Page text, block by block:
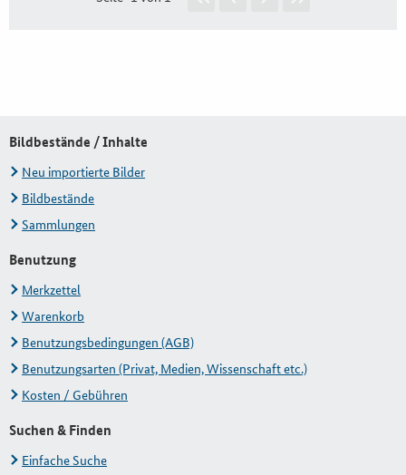
Bildbestände / Inhalte
Neu importierte Bilder
Bildbestände
Sammlungen
Benutzung
Merkzettel
Warenkorb
Benutzungsbedingungen (AGB)
Benutzungsarten (Privat, Medien, Wissenschaft etc.)
Kosten / Gebühren
Suchen & Finden
Einfache Suche